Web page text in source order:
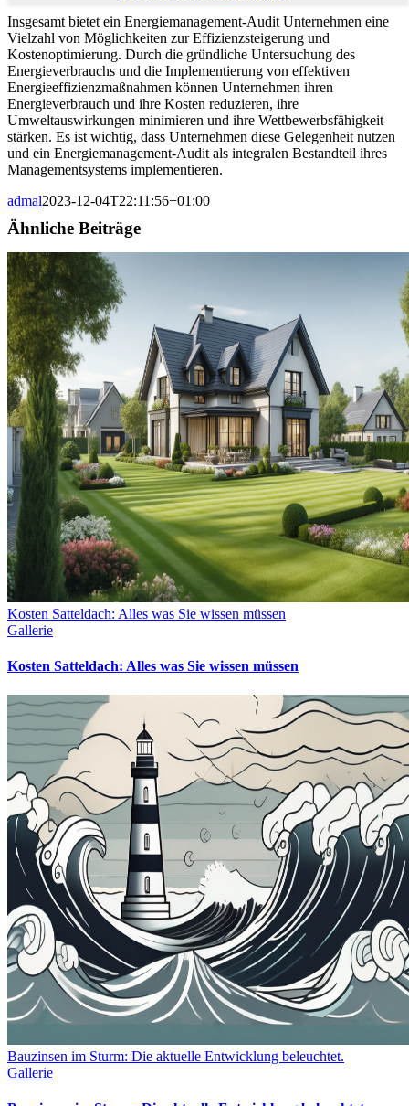
Insgesamt bietet ein Energiemanagement-Audit Unternehmen eine
Vielzahl von Möglichkeiten zur Effizienzsteigerung und
Kostenoptimierung. Durch die gründliche Untersuchung des
Energieverbrauchs und die Implementierung von effektiven
Energieeffizienzmaßnahmen können Unternehmen ihren
Energieverbrauch und ihre Kosten reduzieren, ihre
Umweltauswirkungen minimieren und ihre Wettbewerbsfähigkeit
stärken. Es ist wichtig, dass Unternehmen diese Gelegenheit nutzen
und ein Energiemanagement-Audit als integralen Bestandteil ihres
Managementsystems implementieren.
admal2023-12-04T22:11:56+01:00
Ähnliche Beiträge
Kosten Satteldach: Alles was Sie wissen müssen
Gallerie
Kosten Satteldach: Alles was Sie wissen müssen
Bauzinsen im Sturm: Die aktuelle Entwicklung beleuchtet.
Gallerie